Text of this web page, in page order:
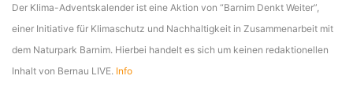
Der Klima-Adventskalender ist eine Aktion von “Barnim Denkt Weiter”,
einer Initiative für Klimaschutz und Nachhaltigkeit in Zusammenarbeit mit
dem Naturpark Barnim. Hierbei handelt es sich um keinen redaktionellen
Inhalt von Bernau LIVE. Info